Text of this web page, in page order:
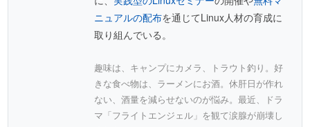
ニュアルの配布を通じてLinux人材の育成に
取り組んでいる。
趣味は、キャンプにカメラ、トラウト釣り。好
きな食べ物は、ラーメンにお酒。休肝日が作れ
ない、酒量を減らせないのが悩み。最近、ドラ
マ「フライトエンジェル」を観て涙腺が崩壊し